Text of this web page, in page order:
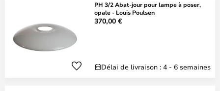
PH 3/2 Abat-jour pour lampe à poser,
opale - Louis Poulsen
370,00 €
Délai de livraison : 4 - 6 semaines